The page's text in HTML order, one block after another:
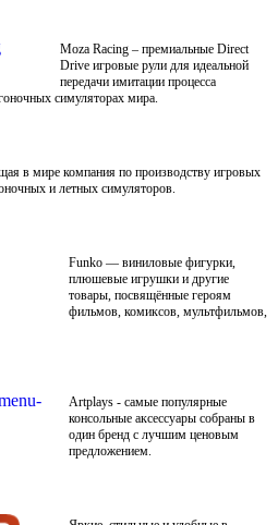
Moza Racing – премиальные Direct
Drive игровые рули для идеальной
передачи имитации процесса
симуляторах мира.
в мире компания по производству игровых
и летных симуляторов.
Funko — виниловые фигурки,
плюшевые игрушки и другие
товары, посвящённые героям
фильмов, комиксов, мультфильмов,
Artplays - самые популярные
консольные аксессуары собраны в
один бренд с лучшим ценовым
предложением.